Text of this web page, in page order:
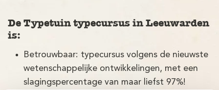
De Typetuin typecursus in Leeuwarden
is:
Betrouwbaar: typecursus volgens de nieuwste
wetenschappelijke ontwikkelingen, met een
slagingspercentage van maar liefst 97%!